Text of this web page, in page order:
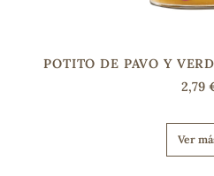
POTITO DE PAVO Y
2,79
Ver